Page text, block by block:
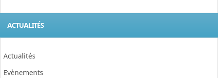
ACTUALITÉS
Actualités
Evènements